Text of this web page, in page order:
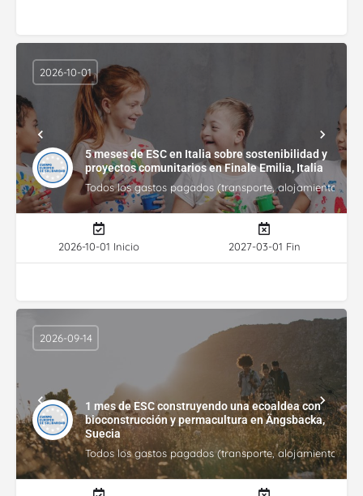
5 meses de ESC en Italia sobre sostenibilidad y
proyectos comunitarios en Finale Emilia, Italia
Todos los gastos pagados (transporte, alojamiento,
2026-10-01
2026-10-01 Inicio 2027-03-01 Fin
1 mes de ESC construyendo una ecoaldea con
bioconstrucción y permacultura en Ängsbacka,
Suecia
Todos los gastos pagados (transporte, alojamiento,
2026-09-14